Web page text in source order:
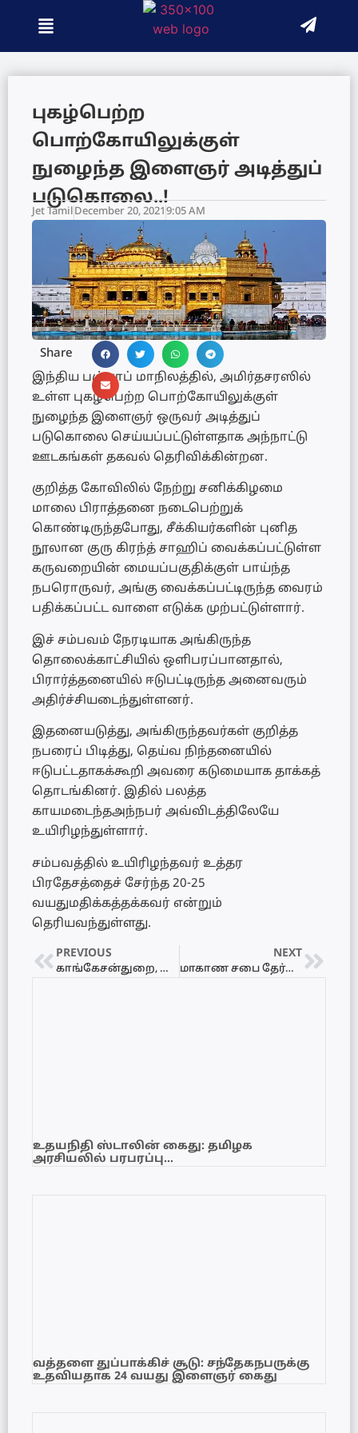
புகழ்பெற்ற
பொற்கோயிலுக்குள்
நுழைந்த இளைஞர் அடித்துப்
படுகொலை..!
Jet TamilDecember 20, 20219:05 AM
Share
இந்திய பஞ்சாப் மாநிலத்தில், அமிர்தசரஸில்
உள்ள புகழ்பெற்ற பொற்கோயிலுக்குள்
நுழைந்த இளைஞர் ஒருவர் அடித்துப்
படுகொலை செய்யப்பட்டுள்ளதாக அந்நாட்டு
ஊடகங்கள் தகவல் தெரிவிக்கின்றன.
குறித்த கோவிலில் நேற்று சனிக்கிழமை
மாலை பிராத்தனை நடைபெற்றுக்
கொண்டிருந்தபோது, சீக்கியர்களின் புனித
நூலான குரு கிரந்த் சாஹிப் வைக்கப்பட்டுள்ள
கருவறையின் மையப்பகுதிக்குள் பாய்ந்த
நபரொருவர், அங்கு வைக்கப்பட்டிருந்த வைரம்
பதிக்கப்பட்ட வாளை எடுக்க முற்பட்டுள்ளார்.
இச் சம்பவம் நேரடியாக அங்கிருந்த
தொலைக்காட்சியில் ஒளிபரப்பானதால்,
பிரார்த்தனையில் ஈடுபட்டிருந்த அனைவரும்
அதிர்ச்சியடைந்துள்ளனர்.
இதனையடுத்து, அங்கிருந்தவர்கள் குறித்த
நபரைப் பிடித்து, தெய்வ நிந்தனையில்
ஈடுபட்டதாகக்கூறி அவரை கடுமையாக தாக்கத்
தொடங்கினர். இதில் பலத்த
காயமடைந்தஅந்நபர் அவ்விடத்திலேயே
உயிரிழந்துள்ளார்.
சம்பவத்தில் உயிரிழந்தவர் உத்தர
பிரதேசத்தைச் சேர்ந்த 20-25
வயதுமதிக்கத்தக்கவர் என்றும்
தெரியவந்துள்ளது.
PREVIOUS
காங்கேசன்துறை, கெமுனு பகுதியில் திடீரென மாயமான பிள்ளையார்…
NEXT
மாகாண சபை தேர்தலினை ஒத்திவைக்கும் தீர்மானம் இல்லை என அமைச்சர் தினேஸ் குணவர்தன தெரிவித்துள்ளார்.
உதயநிதி ஸ்டாலின் கைது: தமிழக
அரசியலில் பரபரப்பு…
வத்தளை துப்பாக்கிச் சூடு: சந்தேகநபருக்கு
உதவியதாக 24 வயது இளைஞர் கைது